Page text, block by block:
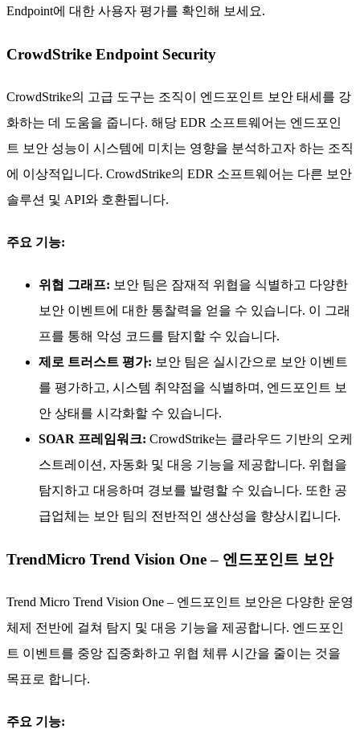
Endpoint에 대한 사용자 평가를 확인해 보세요.
CrowdStrike Endpoint Security
CrowdStrike의 고급 도구는 조직이 엔드포인트 보안 태세를 강
화하는 데 도움을 줍니다. 해당 EDR 소프트웨어는 엔드포인
트 보안 성능이 시스템에 미치는 영향을 분석하고자 하는 조직
에 이상적입니다. CrowdStrike의 EDR 소프트웨어는 다른 보안
솔루션 및 API와 호환됩니다.
주요 기능:
위협 그래프: 보안 팀은 잠재적 위협을 식별하고 다양한
보안 이벤트에 대한 통찰력을 얻을 수 있습니다. 이 그래
프를 통해 악성 코드를 탐지할 수 있습니다.
제로 트러스트 평가: 보안 팀은 실시간으로 보안 이벤트
를 평가하고, 시스템 취약점을 식별하며, 엔드포인트 보
안 상태를 시각화할 수 있습니다.
SOAR 프레임워크: CrowdStrike는 클라우드 기반의 오케
스트레이션, 자동화 및 대응 기능을 제공합니다. 위협을
탐지하고 대응하며 경보를 발령할 수 있습니다. 또한 공
급업체는 보안 팀의 전반적인 생산성을 향상시킵니다.
TrendMicro Trend Vision One – 엔드포인트 보안
Trend Micro Trend Vision One – 엔드포인트 보안은 다양한 운영
체제 전반에 걸쳐 탐지 및 대응 기능을 제공합니다. 엔드포인
트 이벤트를 중앙 집중화하고 위협 체류 시간을 줄이는 것을
목표로 합니다.
주요 기능: